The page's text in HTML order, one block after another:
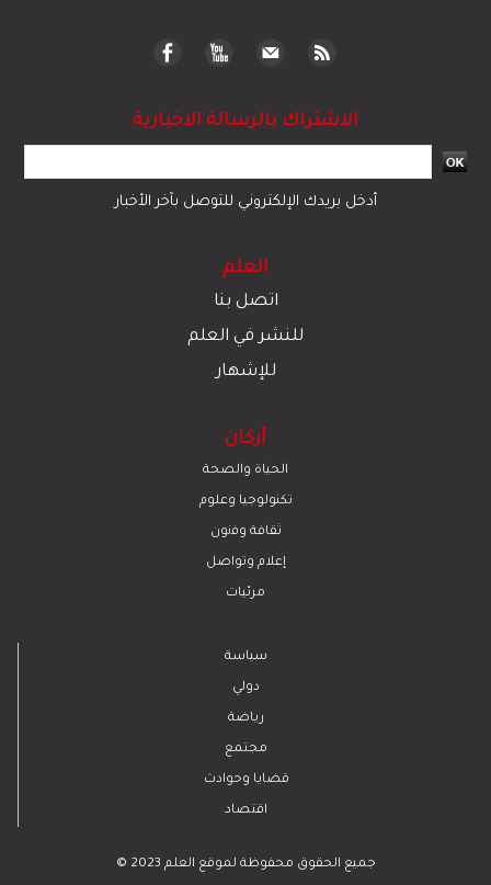
الاشتراك بالرسالة الاخبارية
أدخل بريدك الإلكتروني للتوصل بآخر الأخبار
العلم
اتصل بنا
للنشر في العلم
للإشهار
أركان
الحياة والصحة
تكنولوجيا وعلوم
ﺛﻘﺎﻓﺔ وﻓﻧون
إعلام وتواصل
مرئيات
سياسة
دولي
رياضة
مجتمع
قضايا وحوادث
اقتصاد
© 2023 جميع الحقوق محفوظة لموقع العلم